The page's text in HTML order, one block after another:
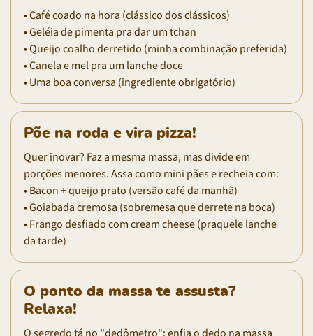
• Café coado na hora (clássico dos clássicos)
• Geléia de pimenta pra dar um tchan
• Queijo coalho derretido (minha combinação preferida)
• Canela e mel pra um lanche doce
• Uma boa conversa (ingrediente obrigatório)
Põe na roda e vira pizza!
Quer inovar? Faz a mesma massa, mas divide em
porções menores. Assa como mini pães e recheia com:
• Bacon + queijo prato (versão café da manhã)
• Goiabada cremosa (sobremesa que derrete na boca)
• Frango desfiado com cream cheese (praquele lanche
da tarde)
O ponto da massa te assusta?
Relaxa!